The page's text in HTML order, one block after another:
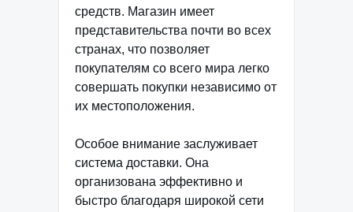
средств. Магазин имеет
представительства почти во всех
странах, что позволяет
покупателям со всего мира легко
совершать покупки независимо от
их местоположения.
Особое внимание заслуживает
система доставки. Она
организована эффективно и
быстро благодаря широкой сети